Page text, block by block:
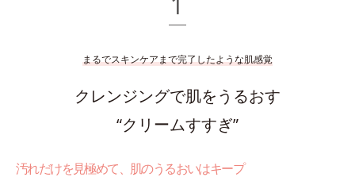
まるでスキンケアまで完了したような肌感覚
クレンジングで肌をうるおす
“クリームすすぎ”
汚れだけを見極めて、肌のうるおいはキープ